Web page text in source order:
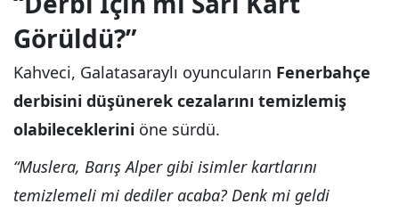
Görüldü?”
Kahveci, Galatasaraylı oyuncuların Fenerbahçe
derbisini düşünerek cezalarını temizlemiş
olabileceklerini öne sürdü.
“Muslera, Barış Alper gibi isimler kartlarını
temizlemeli mi dediler acaba? Denk mi geldi